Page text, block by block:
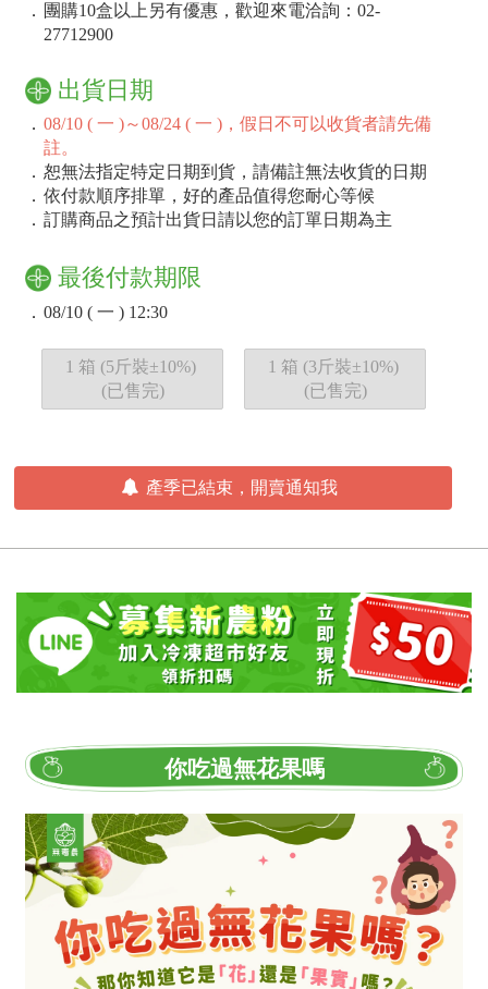
． 團購10盒以上另有優惠，歡迎來電洽詢：02-
27712900
出貨日期
． 08/10 ( 一 )～08/24 ( 一 )，假日不可以收貨者請先備
註。
． 恕無法指定特定日期到貨，請備註無法收貨的日期
． 依付款順序排單，好的產品值得您耐心等候
． 訂購商品之預計出貨日請以您的訂單日期為主
最後付款期限
． 08/10 ( 一 ) 12:30
1 箱 (5斤裝±10%)
(已售完)
1 箱 (3斤裝±10%)
(已售完)
產季已結束，開賣通知我
你吃過無花果嗎